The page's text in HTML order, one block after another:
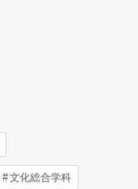
文化総合学科